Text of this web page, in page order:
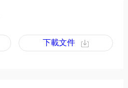
下載文件